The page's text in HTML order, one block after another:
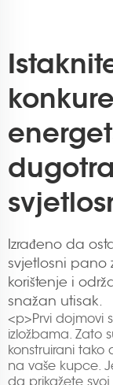
Izrađeno da
svjetlosni pano
korištenje i
snažan utisak.
<p>Prvi dojmovi
izložbama. Zato
konstruirani tako
na vaše kupce.
da prikažete